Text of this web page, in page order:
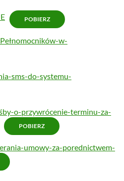
POBIERZ
w-
sms-do-systemu-
o-przywrócenie-terminu-za-
POBIERZ
umowy-za-porednictwem-